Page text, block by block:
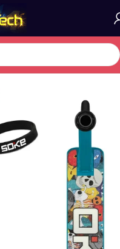
і Скейтборди, аксесуари